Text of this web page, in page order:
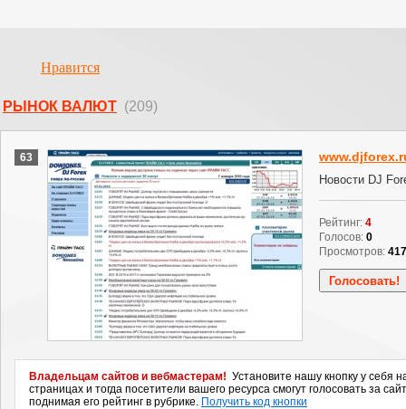
Нравится
РЫНОК ВАЛЮТ (209)
63
Новости DJ
Рейтинг: 4
Голосов: 0
Просмотров:
Владельцам сайтов и вебмастерам! Установите нашу кнопку у себя
страницах и тогда посетители вашего ресурса смогут голосовать за
поднимая его рейтинг в рубрике. Получить код кнопки